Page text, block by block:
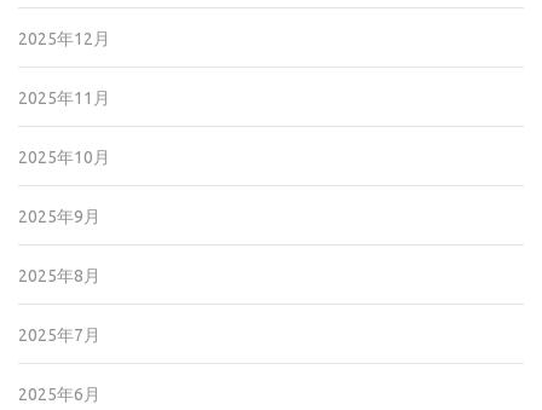
2025年12月
2025年11月
2025年10月
2025年9月
2025年8月
2025年7月
2025年6月